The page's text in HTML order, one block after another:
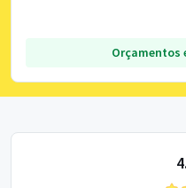
Orçamentos